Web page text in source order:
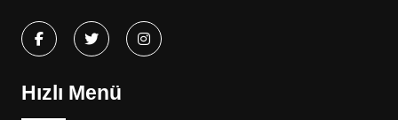
Hızlı Menü